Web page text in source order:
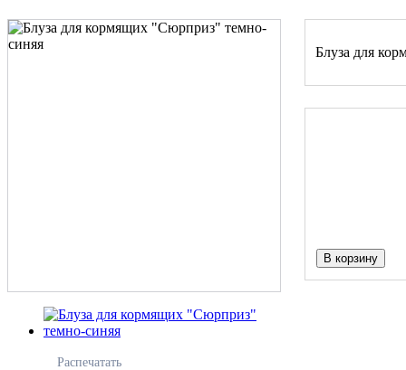
Распечатать
Блуза для